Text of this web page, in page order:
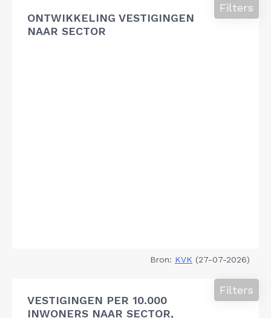
ONTWIKKELING VESTIGINGEN
NAAR SECTOR
Filters
Bron: KVK (27-07-2026)
VESTIGINGEN PER 10.000
INWONERS NAAR SECTOR,
Filters